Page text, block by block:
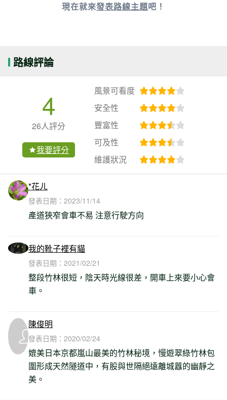
現在就來發表路線主題吧！
路線評論
4
26人評分
我要評分
風景可看度
安全性
豐富性
可及性
維護狀況
*花ㄦ
發表日期： 2023/11/14
產道狹窄會車不易 注意行駛方向
我的靴子裡有貓
發表日期： 2021/02/21
整段竹林很短，陰天時光線很差，開車上來要小心會
車。
陳俊明
發表日期： 2020/02/24
媲美日本京都嵐山最美的竹林秘境，慢遊翠綠竹林包
圍形成天然隧道中，有股與世隔絕遠離城囂的幽靜之
美。